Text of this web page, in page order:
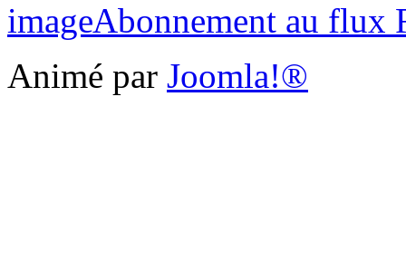
Abonnement au flux
Animé par Joomla!®